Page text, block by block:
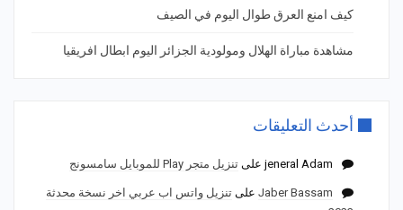
كيف امنع العرق طوال اليوم في الصيف
مشاهدة مباراة الهلال ومولودية الجزائر اليوم ابطال افريقيا
أحدث التعليقات
jeneral Adam على تنزيل متجر Play للموبايل سامسونج
Jaber Bassam على تنزيل واتس اب عربي اخر نسخة محدثة